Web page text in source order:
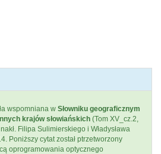
wspomniana w Słowniku geograficznym
krajów słowiańskich (Tom XV_cz.2,
Filipa Sulimierskiego i Władysława
Poniższy cytat został ptrzetworzony
oprogramowania optycznego